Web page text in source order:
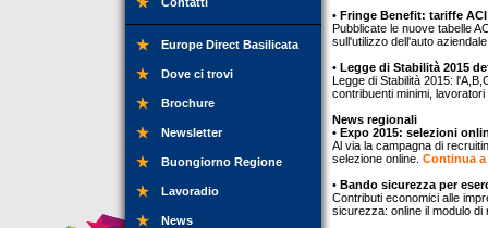
Europe Direct Basilicata
Dove ci trovi
Brochure
Newsletter
Buongiorno Regione
Lavoradio
News
• Fringe Benefit: tariffe
Pubblicate le nuove tabelle
sull'utilizzo dell'auto
• Legge di Stabilità 2015
Legge di Stabilità 2015:
contribuenti minimi,
News regionali
• Expo 2015: selezioni
Al via la campagna di
selezione online. Continua a
• Bando sicurezza per
Contributi economici alle
sicurezza: online il modulo